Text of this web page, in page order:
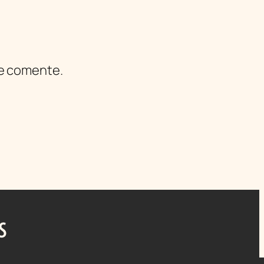
comente.